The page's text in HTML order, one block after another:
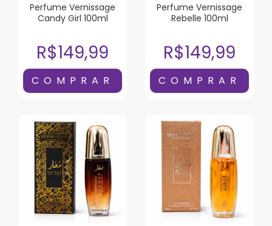
Perfume Vernissage
Candy Girl 100ml
R$149,99
Perfume Vernissage
Rebelle 100ml
R$149,99